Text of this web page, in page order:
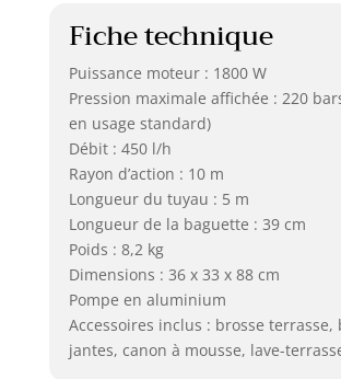
Fiche technique
Puissance moteur : 1800 W
Pression maximale affichée : 220
en usage standard)
Débit : 450 l/h
Rayon d’action : 10 m
Longueur du tuyau : 5 m
Longueur de la baguette : 39 cm
Poids : 8,2 kg
Dimensions : 36 x 33 x 88 cm
Pompe en aluminium
Accessoires inclus : brosse terrasse,
jantes, canon à mousse, lave-